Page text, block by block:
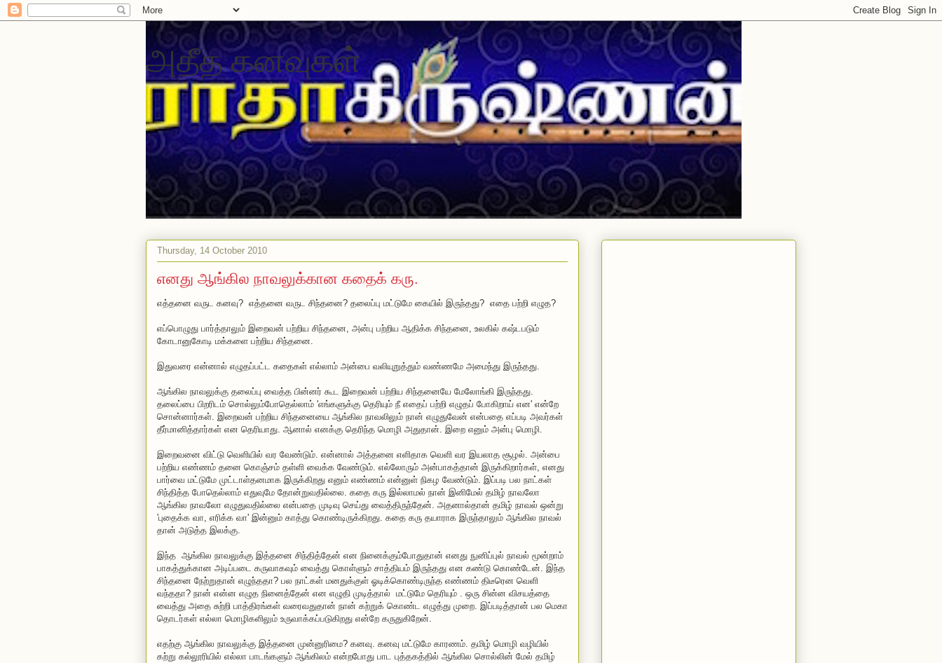
அதீத கனவுகள்
Thursday, 14 October 2010
எனது ஆங்கில நாவலுக்கான கதைக் கரு.
எத்தனை வருட கனவு? எத்தனை வருட சிந்தனை? தலைப்பு மட்டுமே கையில் இருந்தது? எதை பற்றி எழுத?
எப்பொழுது பார்த்தாலும் இறைவன் பற்றிய சிந்தனை, அன்பு பற்றிய ஆதிக்க சிந்தனை, உலகில் கஷ்டபடும்
கோடானுகோடி மக்களை பற்றிய சிந்தனை.
இதுவரை என்னால் எழுதப்பட்ட கதைகள் எல்லாம் அன்பை வலியுறுத்தும் வண்ணமே அமைந்து இருந்தது.
ஆங்கில நாவலுக்கு தலைப்பு வைத்த பின்னர் கூட இறைவன் பற்றிய சிந்தனையே மேலோங்கி இருந்தது.
தலைப்பை பிறரிடம் சொல்லும்போதெல்லாம் 'எங்களுக்கு தெரியும் நீ எதைப் பற்றி எழுதப் போகிறாய் என' என்றே
சொன்னார்கள். இறைவன் பற்றிய சிந்தனையை ஆங்கில நாவலிலும் நான் எழுதுவேன் என்பதை எப்படி அவர்கள்
தீர்மானித்தார்கள் என தெரியாது. ஆனால் எனக்கு தெரிந்த மொழி அதுதான். இறை எனும் அன்பு மொழி.
இறைவனை விட்டு வெளியில் வர வேண்டும். என்னால் அத்தனை எளிதாக வெளி வர இயலாத சூழல். அன்பை
பற்றிய எண்ணம் தனை கொஞ்சம் தள்ளி வைக்க வேண்டும். எல்லோரும் அன்பாகத்தான் இருக்கிறார்கள், எனது
பார்வை மட்டுமே முட்டாள்தனமாக இருக்கிறது எனும் எண்ணம் என்னுள் நிகழ வேண்டும். இப்படி பல நாட்கள்
சிந்தித்த போதெல்லாம் எதுவுமே தோன்றுவதில்லை. கதை கரு இல்லாமல் நான் இனிமேல் தமிழ் நாவலோ
ஆங்கில நாவலோ எழுதுவதில்லை என்பதை முடிவு செய்து வைத்திருந்தேன். அதனால்தான் தமிழ் நாவல் ஒன்று
'புதைக்க வா, எரிக்க வா' இன்னும் காத்து கொண்டிருக்கிறது. கதை கரு தயாராக இருந்தாலும் ஆங்கில நாவல்
தான் அடுத்த இலக்கு.
இந்த ஆங்கில நாவலுக்கு இத்தனை சிந்தித்தேன் என நினைக்கும்போதுதான் எனது நுனிப்புல் நாவல் மூன்றாம்
பாகத்துக்கான அடிப்படை கருவாகவும் வைத்து கொள்ளும் சாத்தியம் இருந்தது என கண்டு கொண்டேன். இந்த
சிந்தனை நேற்றுதான் எழுந்ததா? பல நாட்கள் மனதுக்குள் ஓடிக்கொண்டிருந்த எண்ணம் திடீரென வெளி
வந்ததா? நான் என்ன எழுத நினைத்தேன் என எழுதி முடித்தால் மட்டுமே தெரியும் . ஒரு சின்ன விசயத்தை
வைத்து அதை சுற்றி பாத்திரங்கள் வரைவதுதான் நான் கற்றுக் கொண்ட எழுத்து முறை. இப்படித்தான் பல மெகா
தொடர்கள் எல்லா மொழிகளிலும் உருவாக்கப்படுகிறது என்றே கருதுகிறேன்.
எதற்கு ஆங்கில நாவலுக்கு இத்தனை முன்னுரிமை? கனவு. கனவு மட்டுமே காரணம். தமிழ் மொழி வழியில்
கற்று கல்லூரியில் எல்லா பாடங்களும் ஆங்கிலம் என்றபோது பாட புத்தகத்தில் ஆங்கில சொல்லின் மேல் தமிழ்